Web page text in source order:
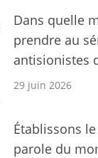
Dans quelle
prendre au
antisionistes
29 juin 2026
Établissons
parole du